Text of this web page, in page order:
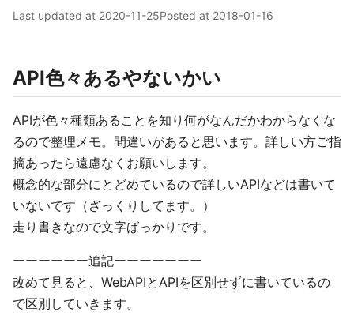
Last updated at 2020-11-25Posted at 2018-01-16
API色々あるやないかい
APIが色々種類あることを知り何がなんだかわからなくな
るので整理メモ。間違いがあると思います。詳しい方ご指
摘あったら遠慮なくお願いします。
概念的な部分にとどめているので詳しいAPIなどは書いて
いないです（ざっくりしてます。）
走り書きなので文字ばっかりです。
ーーーーーー追記ーーーーーーー
改めて見ると、WebAPIとAPIを区別せずに書いているの
で区別していきます。